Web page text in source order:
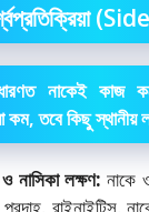
নাকেই কাজ
কম, তবে কিছু স্থানীয়
নাসিকা লক্ষণ: নাকে
প্রদাহ, রাইনাইটিস,